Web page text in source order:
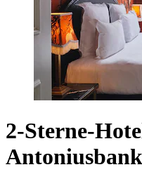
2-Sterne-
Antoniusbank